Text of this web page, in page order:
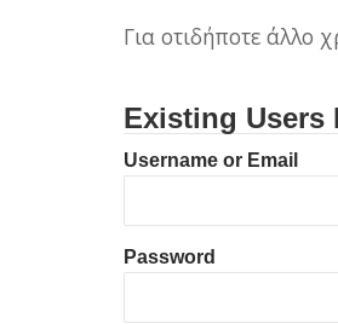
Για οτιδήποτε άλλο
Existing Users
Username or Email
Password